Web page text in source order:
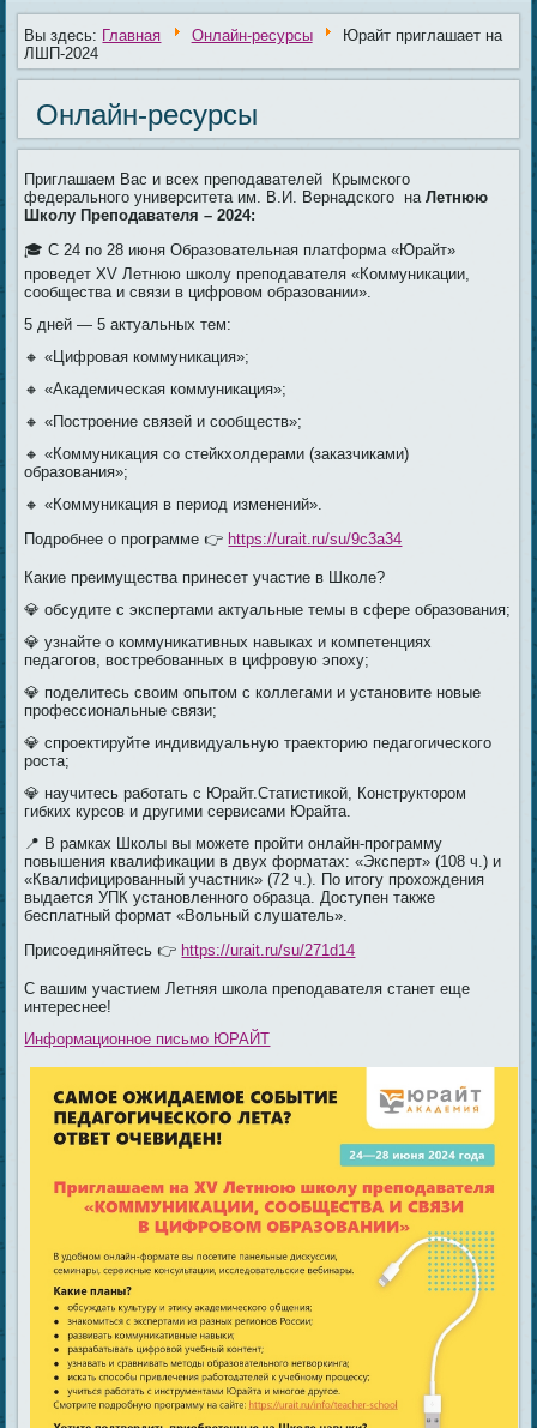
Вы здесь: Главная Онлайн-ресурсы
Юрайт приглашает на
ЛШП-2024
Онлайн-ресурсы
Приглашаем Вас и всех преподавателей Крымского
федерального университета им. В.И. Вернадского наЛетнюю
Школу Преподавателя – 2024:
🎓 С 24 по 28 июня Образовательная платформа «Юрайт»
проведет XV Летнюю школу преподавателя «Коммуникации,
сообщества и связи в цифровом образовании».
5 дней — 5 актуальных тем:
🔸 «Цифровая коммуникация»;
🔸 «Академическая коммуникация»;
🔸 «Построение связей и сообществ»;
🔸 «Коммуникация со стейкхолдерами (заказчиками)
образования»;
🔸 «Коммуникация в период изменений».
Подробнее о программе 👉 https://urait.ru/su/9c3a34
Какие преимущества принесет участие в Школе?
💎 обсудите с экспертами актуальные темы в сфере образования;
💎 узнайте о коммуникативных навыках и компетенциях
педагогов, востребованных в цифровую эпоху;
💎 поделитесь своим опытом с коллегами и установите новые
профессиональные связи;
💎 спроектируйте индивидуальную траекторию педагогического
роста;
💎 научитесь работать с Юрайт.Статистикой, Конструктором
гибких курсов и другими сервисами Юрайта.
📍 В рамках Школы вы можете пройти онлайн-программу
повышения квалификации в двух форматах: «Эксперт» (108 ч.) и
«Квалифицированный участник» (72 ч.). По итогу прохождения
выдается УПК установленного образца. Доступен также
бесплатный формат «Вольный слушатель».
Присоединяйтесь 👉 https://urait.ru/su/271d14
С вашим участием Летняя школа преподавателя станет еще
интереснее!
Информационное письмо ЮРАЙТ